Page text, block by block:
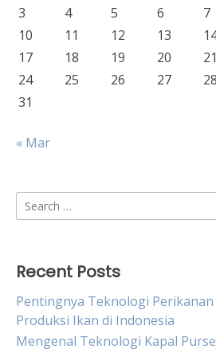
3
4 5 6 7
10
11 12 13
17
18 19 20 21
24
25 26 27 28
31
« Mar
Search
for:
Recent Posts
Pentingnya Teknologi
Produksi Ikan di Indonesia
Mengenal Teknologi Kapal